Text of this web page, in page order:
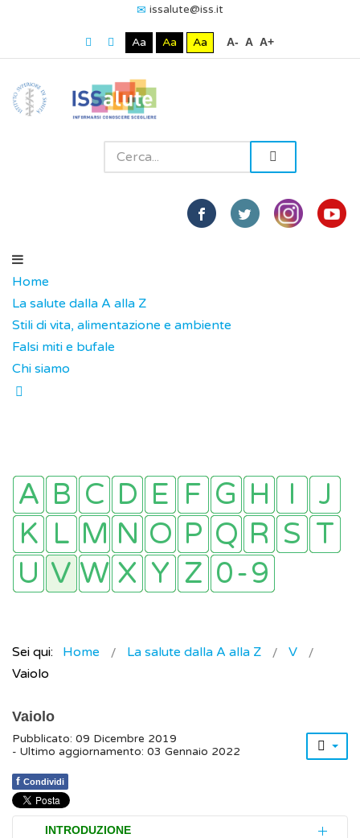
issalute@iss.it
Aa Aa Aa A- A A+
Home
La salute dalla A alla Z
Stili di vita, alimentazione e ambiente
Falsi miti e bufale
Chi siamo
Sei qui: Home La salute dalla A alla Z
V
Vaiolo
Vaiolo
Pubblicato: 09 Dicembre 2019
- Ultimo aggiornamento: 03 Gennaio 2022
f Condividi
INTRODUZIONE